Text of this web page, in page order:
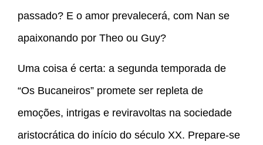
passado? E o amor prevalecerá, com Nan se
apaixonando por Theo ou Guy?
Uma coisa é certa: a segunda temporada de
“Os Bucaneiros” promete ser repleta de
emoções, intrigas e reviravoltas na sociedade
aristocrática do início do século XX. Prepare-se